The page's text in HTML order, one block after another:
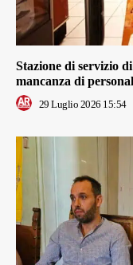
Stazione di servizio
mancanza di
29 Luglio 2026 15:54